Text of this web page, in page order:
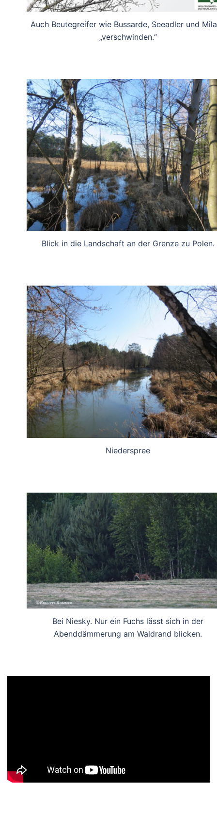
Auch Beutegreifer wie Bussarde, Seeadler und
„verschwinden.“
Blick in die Landschaft an der Grenze zu Polen.
Niederspree
Bei Niesky. Nur ein Fuchs lässt sich in der
Abenddämmerung am Waldrand blicken.